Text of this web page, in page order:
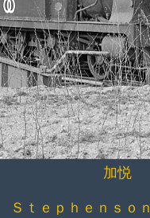
車 加悦 １９
ｔｅｐｈｅｎｓ